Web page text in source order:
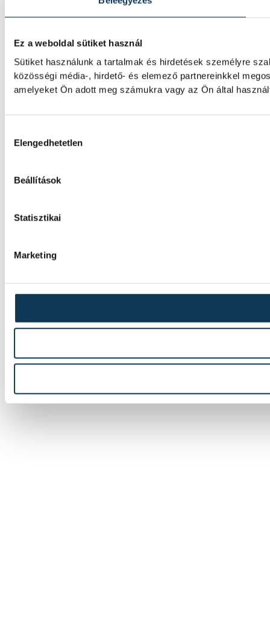
Ez a weboldal sütiket használ
Sütiket használunk a tartalmak és hirdetések személyre
közösségi média-, hirdető- és elemező partnereinkkel
amelyeket Ön adott meg számukra vagy az Ön által
Elengedhetetlen
Beállítások
Statisztikai
Marketing